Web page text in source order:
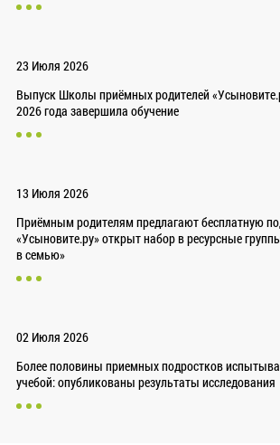
23 Июля 2026
Выпуск Школы приёмных родителей
2026 года завершила обучение
13 Июля 2026
Приёмным родителям предлагают бесплатную
«Усыновите.ру» открыт набор в ресурсные
в семью»
02 Июля 2026
Более половины приемных подростков
учебой: опубликованы результаты исследования